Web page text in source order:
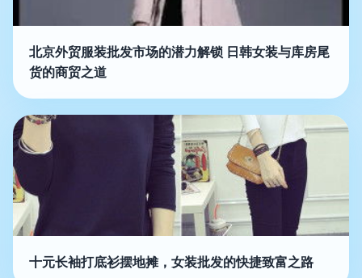
北京外贸服装批发市场的潜力解锁 日韩女装与库房尾
货的商贸之道
十元长袖打底衫摆地摊，女装批发的快捷致富之路